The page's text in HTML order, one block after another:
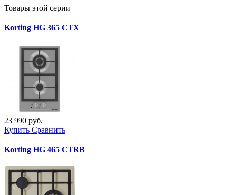
Товары этой серии
Korting HG 365 CTX
23 990 руб.
Купить Сравнить
Korting HG 465 CTRB